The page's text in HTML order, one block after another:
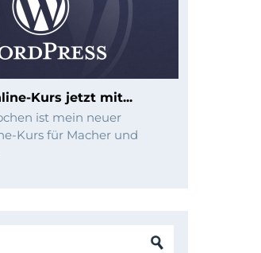
Kurs jetzt mit...
ist mein neuer
Kurs für Macher und